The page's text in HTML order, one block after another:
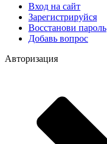
Вход на сайт
Зарегистрируйся
Восстанови пароль
Добавь вопрос
Авторизация